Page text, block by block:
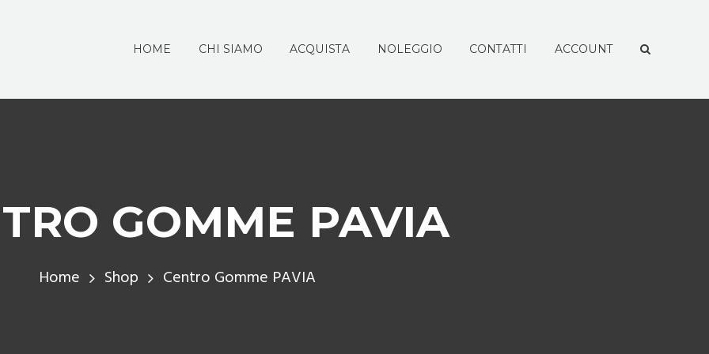
HOME CHI SIAMO ACQUISTA NOLEGGIO CONTATTI ACCOUNT
GOMME PAVIA
Home Shop Centro Gomme PAVIA